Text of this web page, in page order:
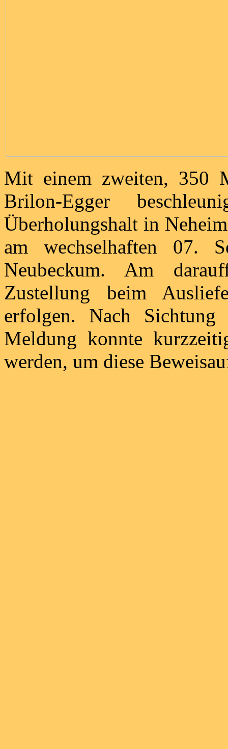
Mit einem zweiten, 350
Brilon-Egger
Überholungshalt in
am wechselhaften 07.
Neubeckum. Am
Zustellung beim
erfolgen. Nach
Meldung konnte
werden, um diese